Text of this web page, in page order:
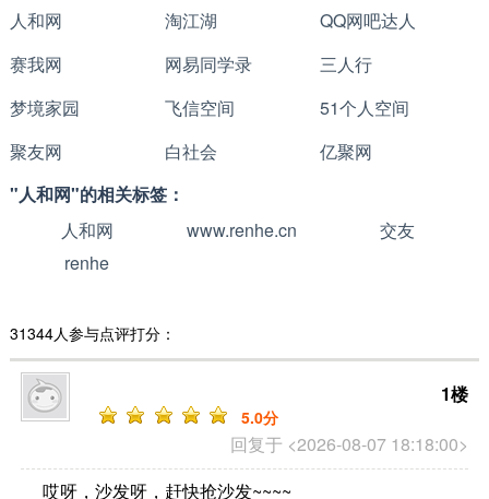
人和网
淘江湖
QQ网吧达人
赛我网
网易同学录
三人行
梦境家园
飞信空间
51个人空间
聚友网
白社会
亿聚网
"人和网"的相关标签：
人和网
www.renhe.cn
交友
renhe
31344人参与点评打分：
回复于 <2026-08-07 18:18:00>
1楼
5.0分
哎呀，沙发呀，赶快抢沙发~~~~